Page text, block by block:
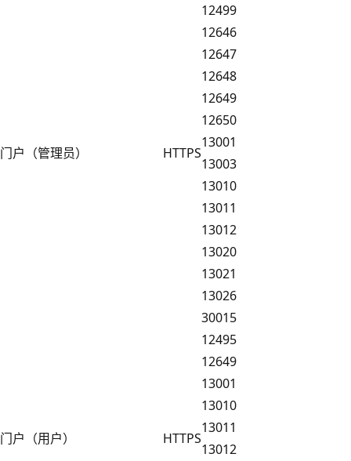
门户（管理员） HTTPS
12499
12646
12647
12648
12649
12650
13001
13003
13010
13011
13012
13020
13021
13026
30015
门户（用户） HTTPS
12495
12649
13001
13010
13011
13012